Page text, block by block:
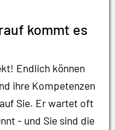
kommt es
Endlich können
ihre Kompetenzen
Sie. Er wartet oft
- und Sie sind die